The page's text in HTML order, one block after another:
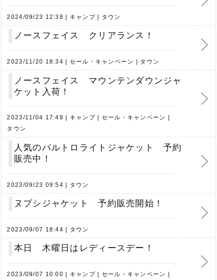
2024/09/23 12:38 キャンプ タウン
ノースフェイス クリアランス！
2023/11/20 18:34 セール・キャンペーン タウン
ノースフェイス マウンテンダウンジャ
ケット入荷！
2023/11/04 17:49 キャンプ
セール・キャンペーン
タウン
人気のバルトロライトジャケット 予約
販売中！
2023/09/23 09:54 タウン
ヌプシジャケット 予約販売開始！
2023/09/07 18:44 タウン
本日 木曜日はレディースデー！
2023/09/07 10:00 キャンプ
セール・キャンペーン